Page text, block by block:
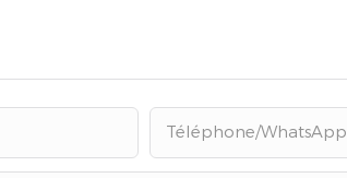
Téléphone/WhatsApp